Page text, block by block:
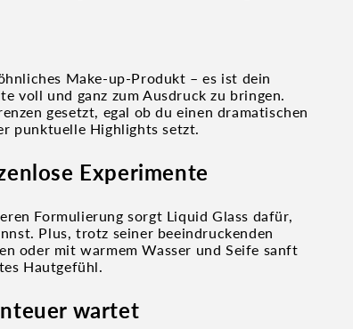
Make-up-Produkt – es ist dein
voll und ganz zum Ausdruck zu bringen.
gesetzt, egal ob du einen dramatischen
punktuelle Highlights setzt.
Experimente
Formulierung sorgt Liquid Glass dafür,
Plus, trotz seiner beeindruckenden
oder mit warmem Wasser und Seife sanft
Hautgefühl.
wartet